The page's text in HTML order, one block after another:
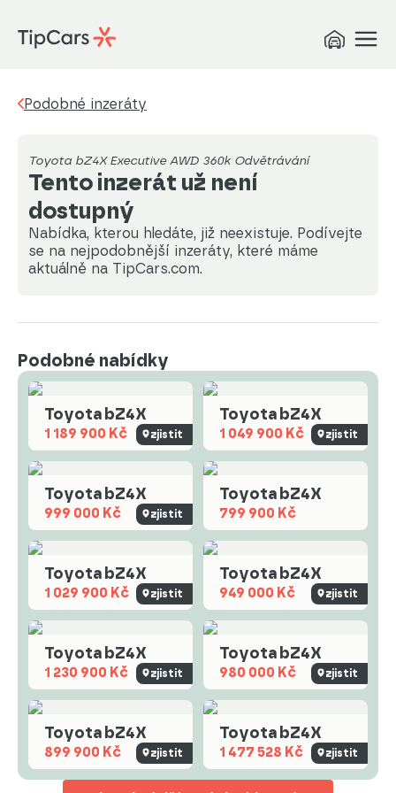
Podobné inzeráty
Toyota bZ4X Executive AWD 360k Odvětrávání
Tento inzerát už není
dostupný
Nabídka, kterou hledáte, již neexistuje. Podívejte
se na nejpodobnější inzeráty, které máme
aktuálně na TipCars.com.
Podobné nabídky
Toyota bZ4X
1 189 900 Kč zjistit
Toyota bZ4X
1 049 900 Kč zjistit
Toyota bZ4X
999 000 Kč zjistit
Toyota bZ4X
799 900 Kč
Toyota bZ4X
1 029 900 Kč zjistit
Toyota bZ4X
949 000 Kč zjistit
Toyota bZ4X
1 230 900 Kč zjistit
Toyota bZ4X
980 000 Kč zjistit
Toyota bZ4X
899 900 Kč zjistit
Toyota bZ4X
1 477 528 Kč zjistit